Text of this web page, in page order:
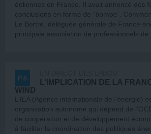
éoliennes en France. Il avait annoncé dès
conclusions en forme de “bombe”.
Le Bertre, déléguée générale de France
principale association de professionnels de
P.8
L’IMPLICATION DE LA
WIND
L’IEA (Agence internationale de l’énergie)
organisation autonome qui dépend de
de coopération et de développement
à faciliter la coordination des politiques